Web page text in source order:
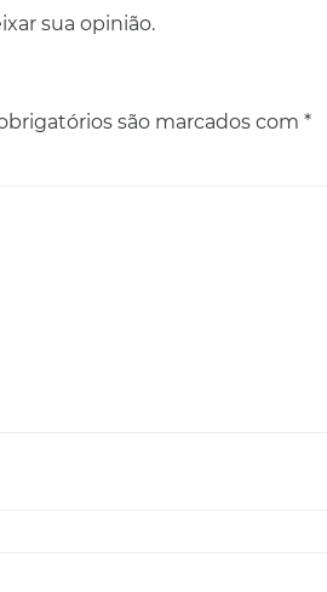
sua opinião.
são marcados com *